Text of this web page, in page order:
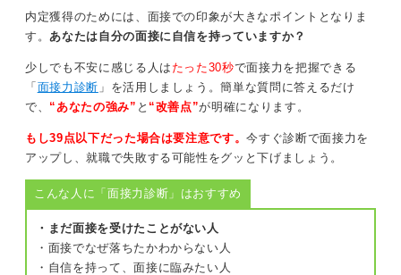
内定獲得のためには、面接での印象が大きなポイントとなりま
す。 あなたは自分の面接に自信を持っていますか？
少しでも不安に感じる人は たった30秒で面接力を把握できる
「面接力診断 」を活用しましょう。簡単な質問に答えるだけ
で、 “あなたの強み” と “改善点”が明確になります。
もし39点以下だった場合は要注意です。今すぐ診断で面接力を
アップし、就職で失敗する可能性をグッと下げましょう。
こんな人に「面接力診断」はおすすめ
・まだ面接を受けたことがない人
・面接でなぜ落ちたかわからない人
・自信を持って、面接に臨みたい人